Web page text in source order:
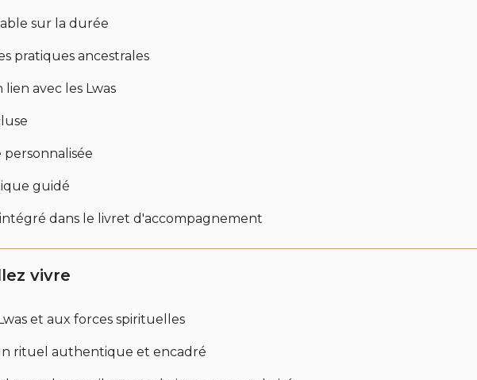
sur la durée
pratiques ancestrales
lien avec les Lwas
guidé
dans le livret d'accompagnement
vivre
et aux forces spirituelles
rituel authentique et encadré